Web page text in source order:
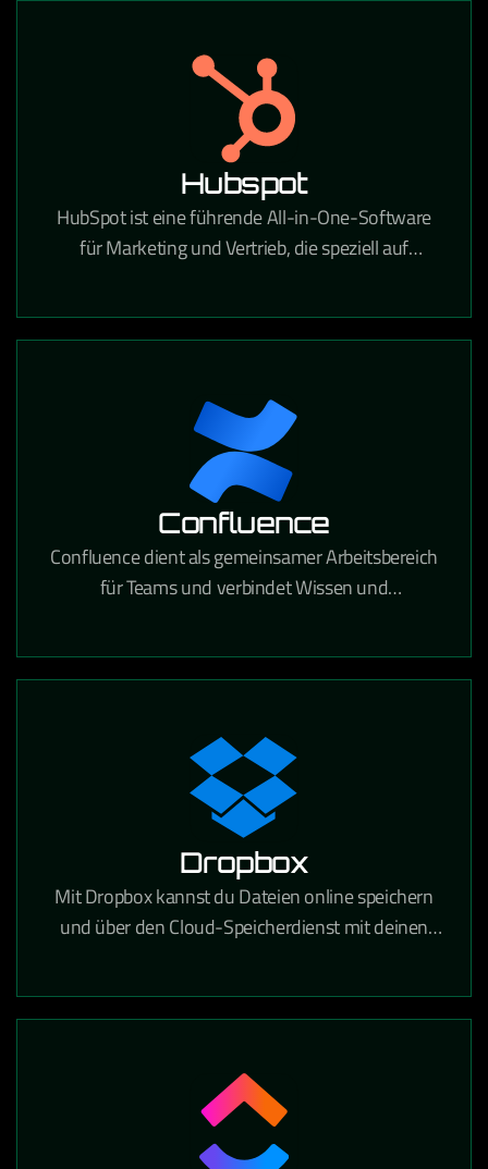
Hubspot
HubSpot ist eine führende All-in-One-Software
für Marketing und Vertrieb, die speziell auf
vieles mehr zugeschnitten ist. Sie ist
klaren Überblick über Ihren gesamten
Vertriebszyklus.
Confluence
Confluence dient als gemeinsamer Arbeitsbereich
für Teams und verbindet Wissen und
verschiedene Projekte oder Ideen entwickeln,
Dropbox
Mit Dropbox kannst du Dateien online speichern
und über den Cloud-Speicherdienst mit deinen
und die Sicherheit von Dropbox.